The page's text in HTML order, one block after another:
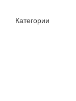
Категории